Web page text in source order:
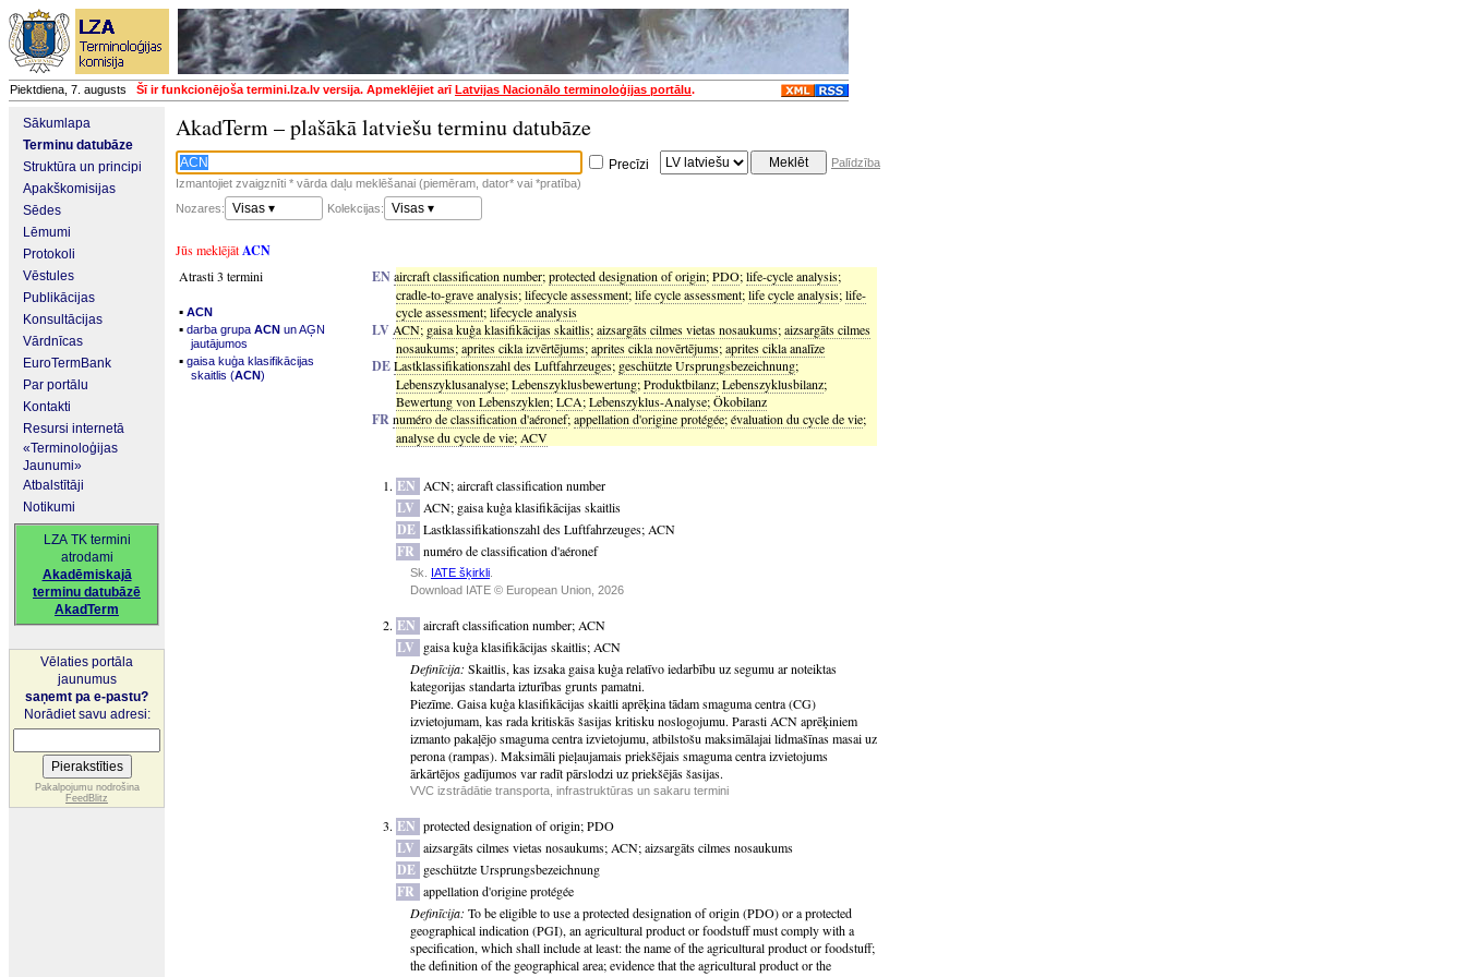
Piektdiena, 7. augusts Šī ir funkcionējoša termini.lza.lv versija. Apmeklējiet arīLatvijas Nacionālo terminoloģijas portālu.
Sākumlapa
Terminu datubāze
Struktūra un principi
Apakškomisijas
Sēdes
Lēmumi
Protokoli
Vēstules
Publikācijas
Konsultācijas
Vārdnīcas
EuroTermBank
Par portālu
Kontakti
Resursi internetā
«Terminoloģijas
Jaunumi»
Atbalstītāji
Notikumi
LZA TK termini
atrodami
Akadēmiskajā
terminu datubāzē
AkadTerm
Vēlaties portāla
jaunumus
saņemt pa e-pastu?
Norādiet savu adresi:
Pakalpojumu nodrošina
FeedBlitz
AkadTerm – plašākā latviešu terminu datubāze
Precīzi
Palīdzība
Izmantojiet zvaigznīti * vārda daļu meklēšanai (piemēram, dator* vai *pratība)
Nozares:
Visas ▾ Kolekcijas: Visas ▾
Jūs meklējātACN
Atrasti 3 termini
▪ ACN
▪ darba grupa ACN un AĢN
jautājumos
▪ gaisa kuģa klasifikācijas
skaitlis (ACN)
ENaircraft classification number;protected designation of origin;PDO;life-cycle analysis;
cradle-to-grave analysis;lifecycle assessment;life cycle assessment;life cycle analysis;life-
cycle assessment;lifecycle analysis
LV ACN; gaisa kuģa klasifikācijas skaitlis;aizsargāts cilmes vietas nosaukums;aizsargāts cilmes
nosaukums;aprites cikla izvērtējums;aprites cikla novērtējums;aprites cikla analīze
DELastklassifikationszahl des Luftfahrzeuges; geschützte Ursprungsbezeichnung;
Lebenszyklusanalyse;Lebenszyklusbewertung;Produktbilanz;Lebenszyklusbilanz;
Bewertung von Lebenszyklen;LCA;Lebenszyklus-Analyse;Ökobilanz
FRnuméro de classification d'aéronef;appellation d'origine protégée;évaluation du cycle de vie;
analyse du cycle de vie; ACV
EN ACN;aircraft classification number
LV ACN; gaisa kuģa klasifikācijas skaitlis
DE Lastklassifikationszahl des Luftfahrzeuges; ACN
FR numéro de classification d'aéronef
Sk. IATE šķirkli
Download IATE © European Union, 2026
EN aircraft classification number; ACN
LV gaisa kuģa klasifikācijas skaitlis; ACN
Definīcija: Skaitlis, kas izsaka gaisa kuģa relatīvo iedarbību uz segumu ar noteiktas
kategorijas standarta izturības grunts pamatni.
Piezīme. Gaisa kuģa klasifikācijas skaitli aprēķina tādam smaguma centra (CG)
izvietojumam, kas rada kritiskās šasijas kritisku noslogojumu. Parasti ACN aprēķiniem
izmanto pakaļējo smaguma centra izvietojumu, atbilstošu maksimālajai lidmašīnas masai uz
perona (rampas). Maksimāli pieļaujamais priekšējais smaguma centra izvietojums
ārkārtējos gadījumos var radīt pārslodzi uz priekšējās šasijas.
VVC izstrādātie transporta, infrastruktūras un sakaru termini
EN protected designation of origin;PDO
LV aizsargāts cilmes vietas nosaukums; ACN;aizsargāts cilmes nosaukums
DE geschützte Ursprungsbezeichnung
FR appellation d'origine protégée
Definīcija: To be eligible to use a protected designation of origin (PDO) or a protected
geographical indication (PGI), an agricultural product or foodstuff must comply with a
specification, which shall include at least: the name of the agricultural product or foodstuff;
the definition of the geographical area; evidence that the agricultural product or the